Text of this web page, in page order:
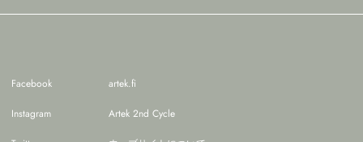
Facebook
Instagram
artek.fi
Artek 2nd Cycle